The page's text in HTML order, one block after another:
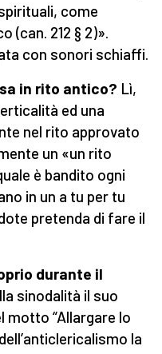
come
(can. 212 § 2)».
con sonori schiaffi.
in rito antico? Lì,
ed una
nel rito approvato
un «un rito
è bandito ogni
in un a tu per tu
pretenda di fare il
durante il
sinodalità il suo
motto “Allargare lo
la